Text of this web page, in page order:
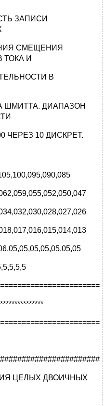
ЗАПИСИ
СМЕЩЕНИЯ
И
В
ШМИТТА. ДИАПАЗОН
ЧЕРЕЗ 10 ДИСКРЕТ.
ЦЕЛЫХ ДВОИЧНЫХ